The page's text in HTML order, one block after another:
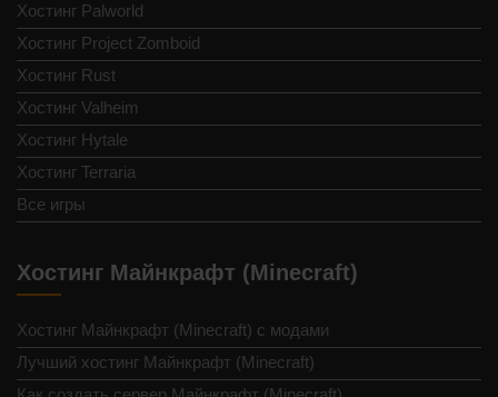
Хостинг Palworld
Хостинг Project Zomboid
Хостинг Rust
Хостинг Valheim
Хостинг Hytale
Хостинг Terraria
Все игры
Хостинг Майнкрафт (Minecraft)
Хостинг Майнкрафт (Minecraft) с модами
Лучший хостинг Майнкрафт (Minecraft)